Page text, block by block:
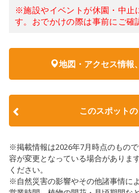
※施設やイベントが休園・中止
す。おでかけの際は事前にご確
地図・アクセス情報
このスポット
※掲載情報は2026年7月時点のもの
容が変更となっている場合がありま
ください。
※自然災害の影響やその他諸事情に